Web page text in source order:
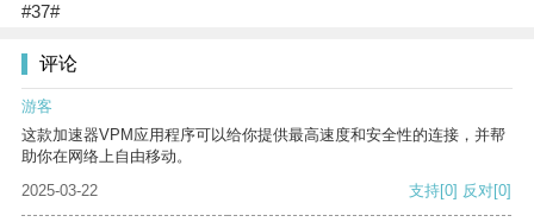
#37#
评论
游客
这款加速器VPM应用程序可以给你提供最高速度和安全性的连接，并帮
助你在网络上自由移动。
2025-03-22
支持[0] 反对[0]